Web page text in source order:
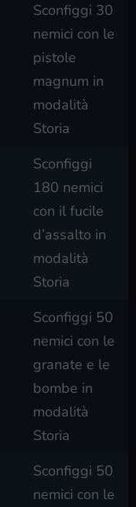
Sconfiggi 30
nemici con le
pistole
magnum in
modalità
Storia
Sconfiggi
180 nemici
con il fucile
d’assalto in
modalità
Storia
Sconfiggi 50
nemici con le
granate e le
bombe in
modalità
Storia
Sconfiggi 50
nemici con le